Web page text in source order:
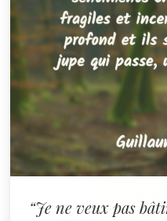
“Je ne veux pas